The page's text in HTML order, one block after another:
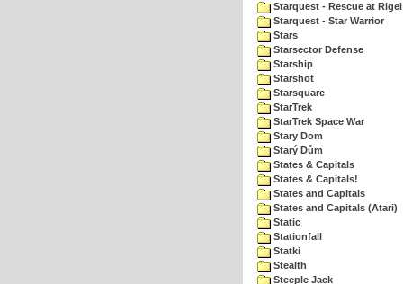
Starquest - Rescue at Rigel
Starquest - Star Warrior
Stars
Starsector Defense
Starship
Starshot
Starsquare
StarTrek
StarTrek Space War
Stary Dom
Starý Dům
States & Capitals
States & Capitals!
States and Capitals
States and Capitals (Atari)
Static
Stationfall
Statki
Stealth
Steeple Jack